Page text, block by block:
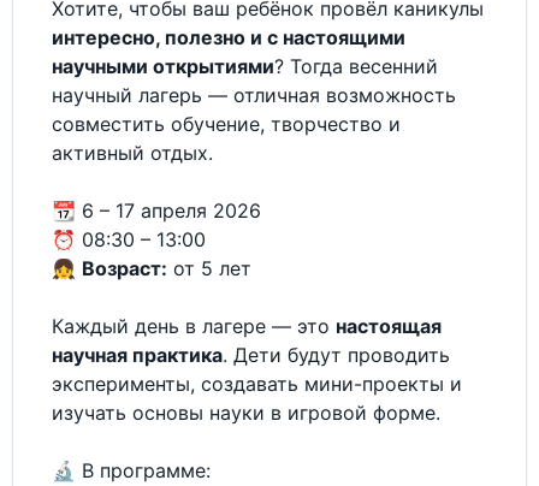
Хотите, чтобы ваш ребёнок провёл каникулы
интересно, полезно и с настоящими
научными открытиями? Тогда весенний
научный лагерь — отличная возможность
совместить обучение, творчество и
активный отдых.
📆 6 – 17 апреля 2026
⏰ 08:30 – 13:00
👧 Возраст: от 5 лет
Каждый день в лагере — это настоящая
научная практика. Дети будут проводить
эксперименты, создавать мини-проекты и
изучать основы науки в игровой форме.
🔬 В программе: